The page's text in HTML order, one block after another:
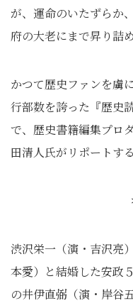
が、運命のいたずらか
府の大老にまで昇り詰め
かつて歴史ファンを虜
行部数を誇った『歴史
で、歴史書籍編集プロ
田清人氏がリポートする
渋沢栄一（演・吉沢亮
本愛）と結婚した安政
の井伊直弼（演・岸谷